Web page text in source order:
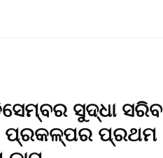
ସୁଦ୍ଧା ସରିବ
ପ୍ରକଳ୍ପର ପ୍ରଥମ